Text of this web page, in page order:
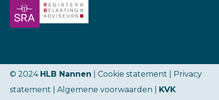
© 2024 HLB Nannen | Cookie statement | Privacy
statement
Algemene voorwaarden KVK